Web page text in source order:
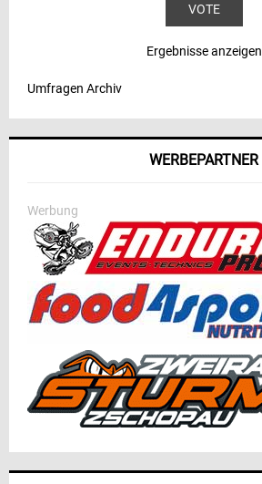
Ergebnisse anzeigen
Umfragen Archiv
WERBEPARTNER
Werbung